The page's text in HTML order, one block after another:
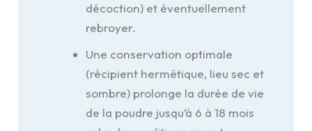
décoction) et éventuellement
rebroyer.
Une conservation optimale
(récipient hermétique, lieu sec et
sombre) prolonge la durée de vie
de la poudre jusqu’à 6 à 18 mois